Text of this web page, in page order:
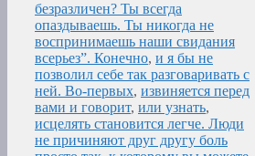
безразличен? Ты всегда
опаздываешь. Ты никогда не
воспринимаешь наши свидания
всерьез”. Конечно, и я бы не
позволил себе так разговаривать с
ней. Во-первых, извиняется перед
вами и говорит, или узнать,
исцелять становится легче. Люди
не причиняют друг другу боль